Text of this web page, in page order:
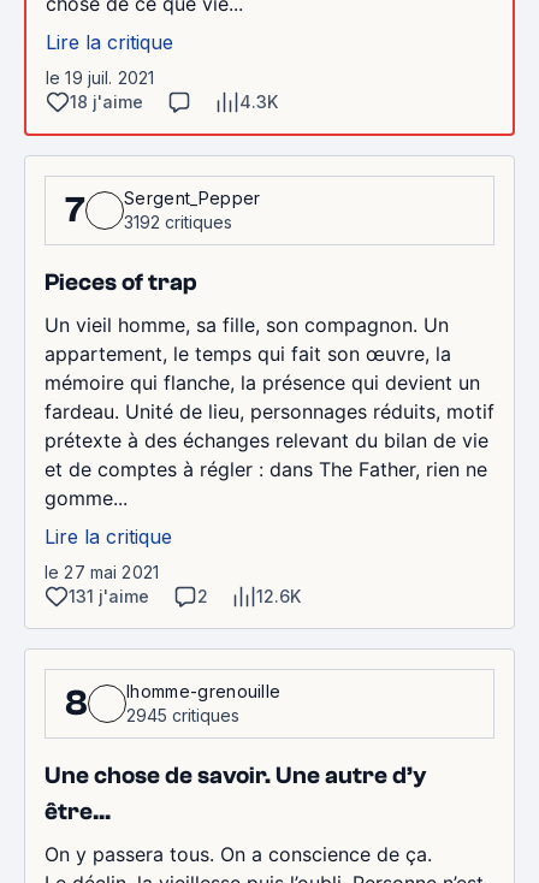
Lire la critique
le 19 juil. 2021
18 j'aime
4.3K
7
Sergent_Pepper
3192 critiques
Pieces of trap
Un vieil homme, sa fille, son compagnon. Un
appartement, le temps qui fait son œuvre, la
mémoire qui flanche, la présence qui devient un
fardeau. Unité de lieu, personnages réduits, motif
prétexte à des échanges relevant du bilan de vie
et de comptes à régler : dans The Father, rien ne
gomme...
Lire la critique
le 27 mai 2021
131 j'aime
2 12.6K
8
lhomme-grenouille
2945 critiques
Une chose de savoir. Une autre d’y
être…
On y passera tous. On a conscience de ça.